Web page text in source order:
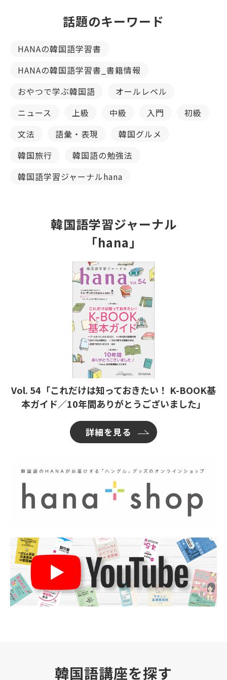
話題のキーワード
HANAの韓国語学習書
HANAの韓国語学習書_書籍情報
おやつで学ぶ韓国語
オールレベル
ニュース
上級 中級 入門
初級
文法
語彙・表現
韓国グルメ
韓国旅行
韓国語の勉強法
韓国語学習ジャーナルhana
韓国語学習ジャーナル
「hana」
Vol. 54「これだけは知っておきたい！ K-BOOK基
本ガイド／10年間ありがとうございました」
詳細を見る
韓国語講座を探す